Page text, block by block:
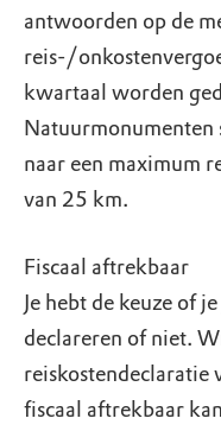
antwoorden op de
reis-/
kwartaal worden
naar een maximum
van 25 km.
Fiscaal aftrekbaar
Je hebt de keuze of
declareren of niet.
fiscaal aftrekbaar